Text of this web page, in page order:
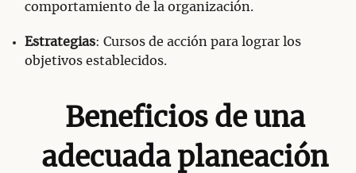
comportamiento de la organización.
Estrategias: Cursos de acción para lograr los
objetivos establecidos.
Beneficios de una
adecuada planeación